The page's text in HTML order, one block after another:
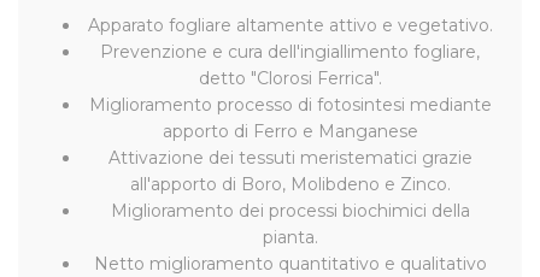
Apparato fogliare altamente attivo e vegetativo.
Prevenzione e cura dell'ingiallimento fogliare,
detto "Clorosi Ferrica".
Miglioramento processo di fotosintesi mediante
apporto di Ferro e Manganese
Attivazione dei tessuti meristematici grazie
all'apporto di Boro, Molibdeno e Zinco.
Miglioramento dei processi biochimici della
pianta.
Netto miglioramento quantitativo e qualitativo